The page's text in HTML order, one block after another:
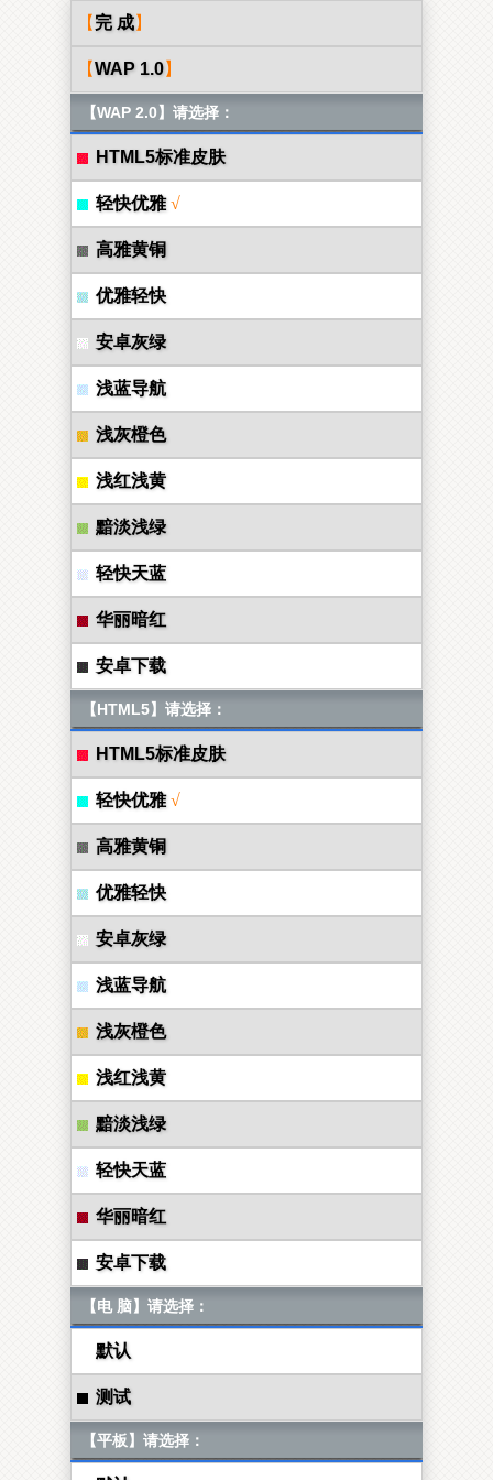
【 完 成】
【WAP 1.0】
【WAP 2.0】请选择：
HTML5标准皮肤
轻快优雅√
高雅黄铜
优雅轻快
安卓灰绿
浅蓝导航
浅灰橙色
浅红浅黄
黯淡浅绿
轻快天蓝
华丽暗红
安卓下载
【HTML5】请选择：
HTML5标准皮肤
轻快优雅√
高雅黄铜
优雅轻快
安卓灰绿
浅蓝导航
浅灰橙色
浅红浅黄
黯淡浅绿
轻快天蓝
华丽暗红
安卓下载
【电 脑】请选择：
默认
测试
【平板】请选择：